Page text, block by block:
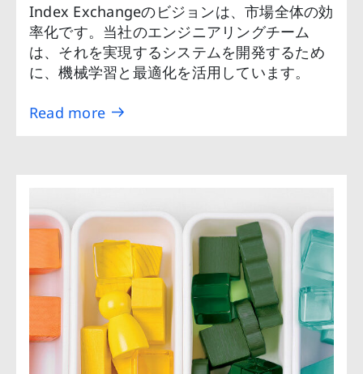
Index Exchangeのビジョンは、市場全体の効
率化です。当社のエンジニアリングチーム
は、それを実現するシステムを開発するため
に、機械学習と最適化を活用しています。
Read more